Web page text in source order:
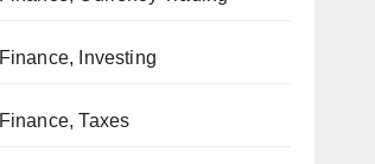
Finance, Investing
Finance, Taxes